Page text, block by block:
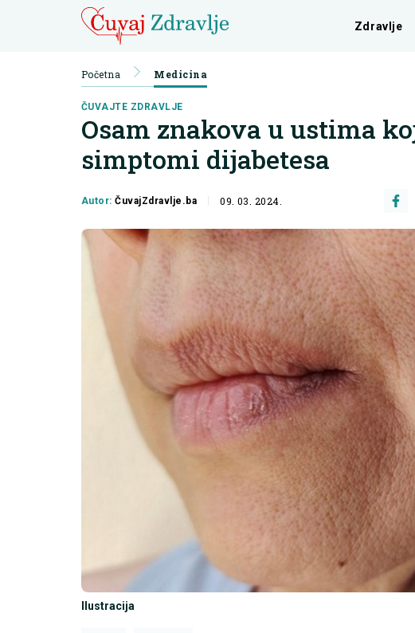
Zdravlje
Početna Medicina
ČUVAJTE ZDRAVLJE
Osam znakova u ustima
simptomi dijabetesa
Autor:ČuvajZdravlje.ba 09. 03. 2024.
Ilustracija